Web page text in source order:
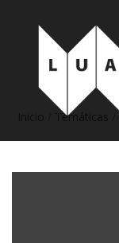
Temáticas